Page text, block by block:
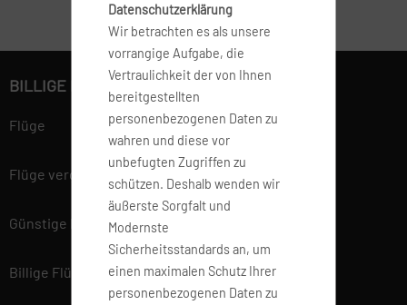
Datenschutzerklärung
Wir betrachten es als unsere
vorrangige Aufgabe, die
Vertraulichkeit der von Ihnen
bereitgestellten
personenbezogenen Daten zu
wahren und diese vor
unbefugten Zugriffen zu
schützen. Deshalb wenden wir
äußerste Sorgfalt und
Modernste
Sicherheitsstandards an, um
einen maximalen Schutz Ihrer
personenbezogenen Daten zu
BILLIGE FLÜGE BUCHEN
Flüge
Flüge vergleichen
Günstige Flüge
Billige Flüge